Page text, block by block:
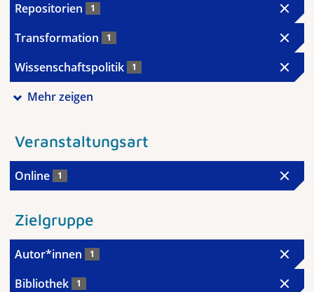
Repositorien 1
Transformation 1
Wissenschaftspolitik 1
Mehr zeigen
Veranstaltungsart
Online 1
Zielgruppe
Autor*innen 1
Bibliothek 1